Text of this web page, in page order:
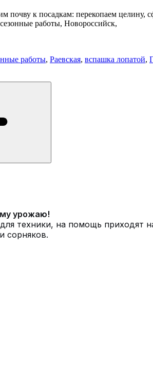
почву к посадкам: перекопаем целину,
работы, Новороссийск,
работы, Раевская, вспашка лопатой,
урожаю!
техники, на помощь приходят
сорняков.